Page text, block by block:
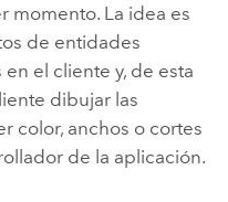
momento. La idea es
de entidades
el cliente y, de esta
dibujar las
color, anchos o cortes
de la aplicación.